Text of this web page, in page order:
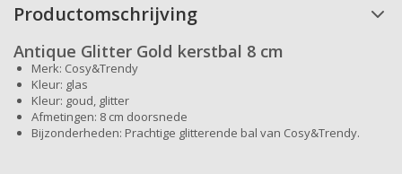
Productomschrijving
Antique Glitter Gold kerstbal 8 cm
Merk: Cosy&Trendy
Kleur: glas
Kleur: goud, glitter
Afmetingen: 8 cm doorsnede
Bijzonderheden: Prachtige glitterende bal van Cosy&Trendy.